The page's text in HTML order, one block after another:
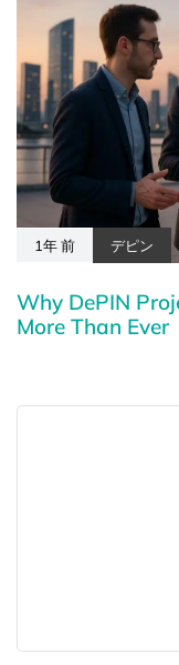
1年 前 デピン
Why DePIN
More Than Ever